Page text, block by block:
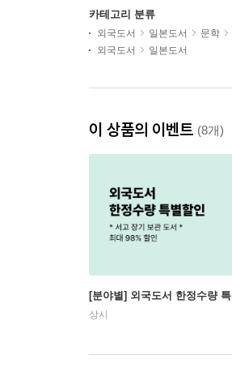
카테고리 분류
외국도서 일본도서 문학
외국도서
일본도서
이 상품의 이벤트 (8개)
[분야별] 외국도서 한정수량
상시